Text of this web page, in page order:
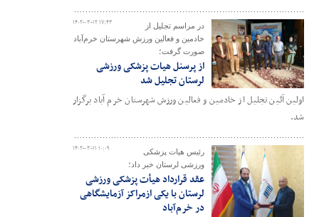
۱۴۰۲-۰۳-۱۲ ۱۷:۴۳
در مراسم تجلیل از
خادمین و فعالین ورزش شهرستان خرم‌آباد
صورت گرفت؛
از پرسنل هیات پزشکی ورزشی
لرستان تجلیل شد
اولین آئین تجلیل از خادمین و فعالین ورزش شهرستان خرم آباد برگزار
شد.
۱۴۰۲-۰۳-۱۱ ۱۰:۰۹
رئیس هیات پزشکی
ورزشی لرستان خبر داد؛
عقد قرارداد هیأت پزشکی ورزشی
لرستان با یکی ازمراکز آزمایشگاهی
در خرم‌آباد